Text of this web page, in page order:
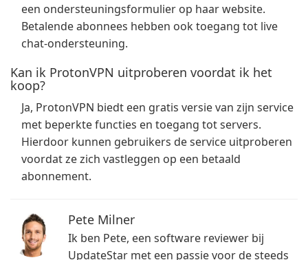
een ondersteuningsformulier op haar website.
Betalende abonnees hebben ook toegang tot live
chat-ondersteuning.
Kan ik ProtonVPN uitproberen voordat ik het
koop?
Ja, ProtonVPN biedt een gratis versie van zijn service
met beperkte functies en toegang tot servers.
Hierdoor kunnen gebruikers de service uitproberen
voordat ze zich vastleggen op een betaald
abonnement.
Pete Milner
Ik ben Pete, een software reviewer bij
UpdateStar met een passie voor de steeds